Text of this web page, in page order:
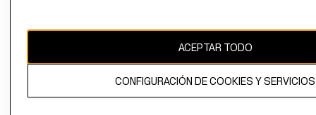
propiedad de H&M Hennes & Mauritz AB.ACEPTAR TODO
CONFIGURACIÓN DE COOKIES Y SERVICIOS